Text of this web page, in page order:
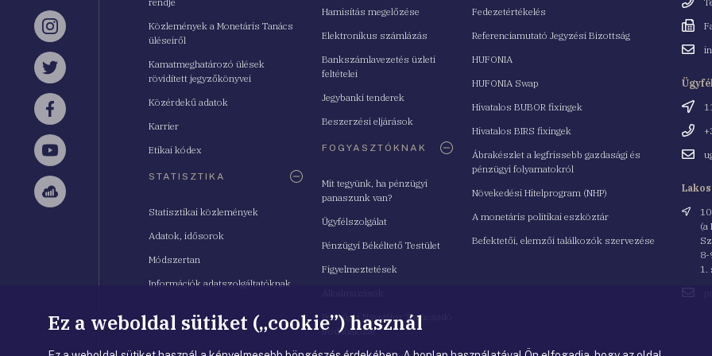
Instagram
Twitter
Facebook
YouTube
Sellsy
Közlemények a Monetáris Tanács
üléseiről
Kamatmeghatározó ülések
rövidített jegyzőkönyvei
Közérdekű adatok
Karrier
Etikai kódex
STATISZTIKA
Statisztikai közlemények
Adatok, idősorok
Módszertan
Információk adatszolgáltatóknak
Hamisítás megelőzése
Elektronikus számlázás
Bankszámlavezetés üzleti
feltételei
Jegybanki tenderek
Beszerzési eljárások
FOGYASZTÓKNAK
Mit tegyünk, ha pénzügyi
panaszunk van?
Ügyfélszolgálat
Pénzügyi Békéltető Testület
Figyelmeztetések
Pénzügyi Navigátor Tanácsadó
Irodahálózat
Fedezetértékelés
Referenciamutató Jegyzési Bizottság
HUFONIA
HUFONIA Swap
Hivatalos BUBOR fixingek
Hivatalos BIRS fixingek
Ábrakészlet a legfrissebb gazdasági és
pénzügyi folyamatokról
Növekedési Hitelprogram (NHP)
A monetáris politikai eszköztár
Befektetői, elemzői találkozók szervezése
Fax
Email
Cím
Email
Cím
(a
8-
1.
Ez a weboldal sütiket („cookie”) használ